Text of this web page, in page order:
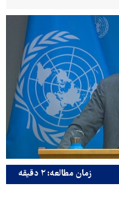
زمان مطالعه: ۲ دقیقه